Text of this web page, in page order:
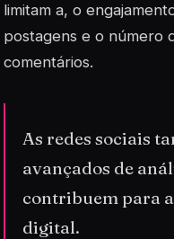
limitam a, o
postagens e o número
comentários.
As redes sociais
avançados de
contribuem para
digital.